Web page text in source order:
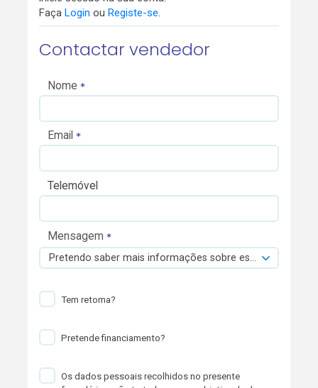
Faça Login ou Registe-se.
Contactar vendedor
Nome
Email
Telemóvel
Mensagem
Pretendo saber mais informações sobre esta viatura.
Tem retoma?
Pretende financiamento?
Os dados pessoais recolhidos no presente